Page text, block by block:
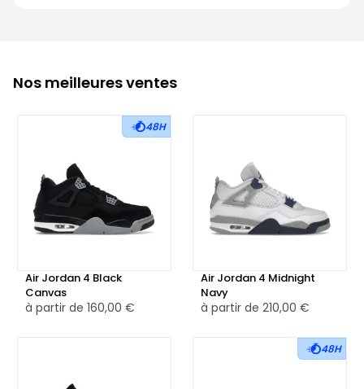
Nos meilleures ventes
48H
Air Jordan 4 Black
Canvas
à partir de 160,00 €
Air Jordan 4 Midnight
Navy
à partir de 210,00 €
48H